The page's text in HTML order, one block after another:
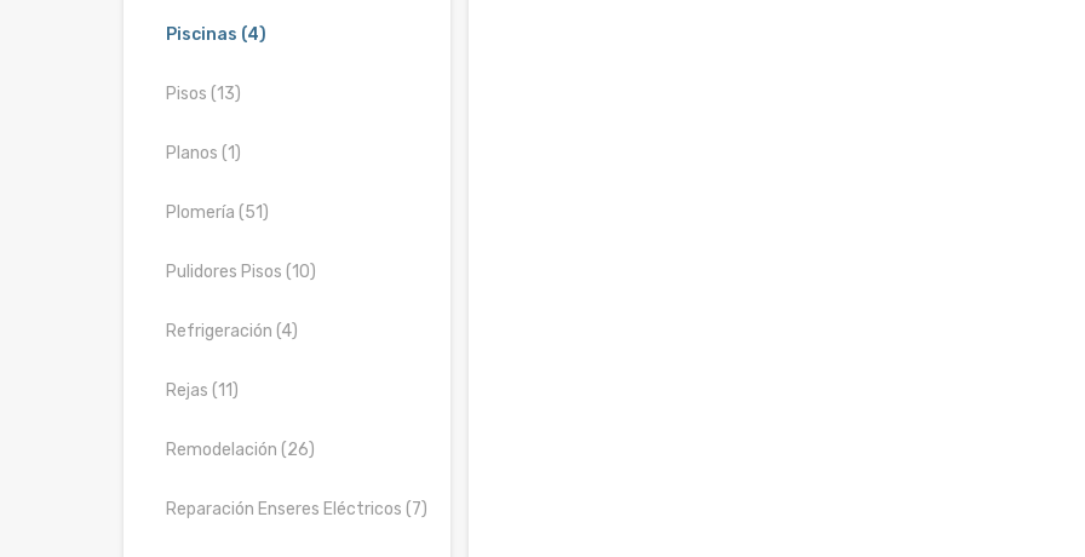
Piscinas (4)
Pisos (13)
Planos (1)
Plomería (51)
Pulidores Pisos (10)
Refrigeración (4)
Rejas (11)
Remodelación (26)
Reparación Enseres Eléctricos (7)